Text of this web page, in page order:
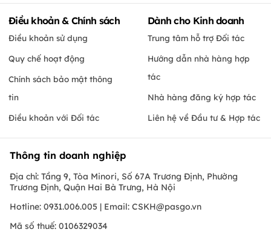
Điều khoản & Chính sách
Điều khoản sử dụng
Quy chế hoạt động
Chính sách bảo mật thông
tin
Điều khoản với Đối tác
Dành cho Kinh doanh
Trung tâm hỗ trợ Đối tác
Hướng dẫn nhà hàng hợp
tác
Nhà hàng đăng ký hợp tác
Liên hệ về Đầu tư & Hợp tác
Thông tin doanh nghiệp
Địa chỉ: Tầng 9, Tòa Minori, Số 67A Trương Định, Phường
Trương Định, Quận Hai Bà Trưng, Hà Nội
Hotline: 0931.006.005 | Email: CSKH@pasgo.vn
Mã số thuế: 0106329034